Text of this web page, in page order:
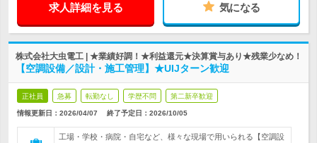
求人詳細を見る 気になる
株式会社大虫電工 | ★業績好調！★利益還元★決算賞与あり★残業少なめ！
【空調設備／設計・施工管理】★UIJターン歓迎
正社員 急募 転勤なし 学歴不問 第二新卒歓迎
情報更新日：2026/04/07 終了予定日： 2026/10/05
工場・学校・病院・自宅など、様々な現場で用いられる【空調設